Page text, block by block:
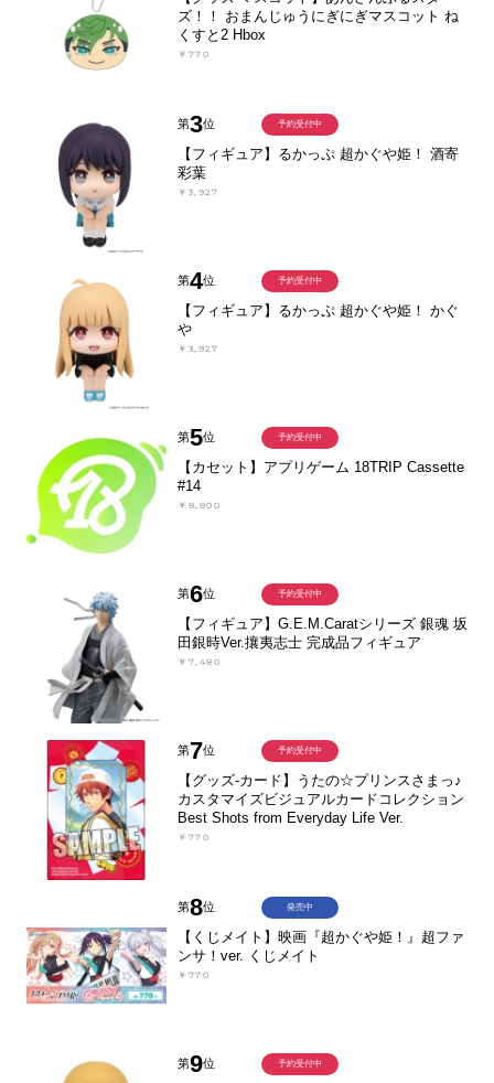
ズ！！ おまんじゅうにぎにぎマスコット ね
くすと2 Hbox
￥770
第3位
【フィギュア】るかっぷ 超かぐや姫！ 酒寄
彩葉
￥3,927
予約受付中
第4位
【フィギュア】るかっぷ 超かぐや姫！ かぐ
や
￥3,927
予約受付中
第5位
【カセット】アプリゲーム 18TRIP Cassette
#14
￥8,800
予約受付中
第6位
【フィギュア】G.E.M.Caratシリーズ 銀魂 坂
田銀時Ver.攘夷志士 完成品フィギュア
￥7,480
予約受付中
第7位
【グッズ-カード】うたの☆プリンスさまっ♪
カスタマイズビジュアルカードコレクション
Best Shots from Everyday Life Ver.
￥770
予約受付中
第8位
【くじメイト】映画『超かぐや姫！』超ファ
ンサ！ver. くじメイト
￥770
発売中
第9位 予約受付中